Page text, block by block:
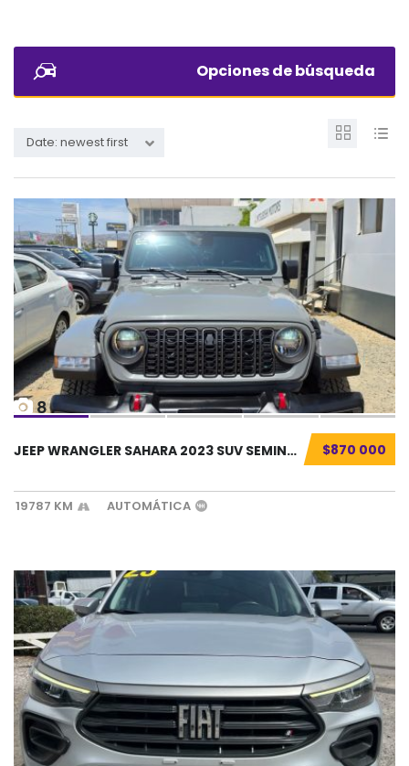
Opciones de búsqueda
Date: newest first
8
$870 000
JEEP WRANGLER SAHARA 2023 SUV SEMINUEVO...
19787 KM AUTOMÁTICA